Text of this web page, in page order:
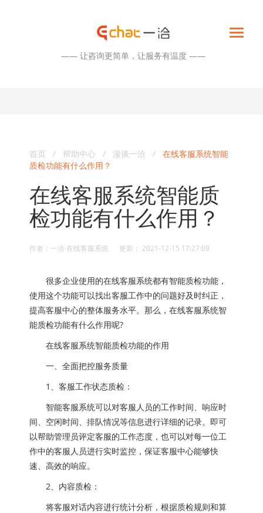
—— 让咨询更简单，让服务有温度 ——
首页 / 帮助中心 / 漫谈一洽 / 在线客服系统智能
质检功能有什么作用？
在线客服系统智能质
检功能有什么作用？
作者：一洽·在线客服系统 更新： 2021-12-15 17:27:09
很多企业使用的在线客服系统都有智能质检功能，
使用这个功能可以找出客服工作中的问题好及时纠正，
提高客服中心的整体服务水平。那么，在线客服系统智
能质检功能有什么作用呢?
在线客服系统智能质检功能的作用
一、全面把控服务质量
1、客服工作状态质检：
智能客服系统可以对客服人员的工作时间、响应时
间、空闲时间、排队情况等信息进行详细的记录。即可
以帮助管理员评定客服的工作态度，也可以对每一位工
作中的客服人员进行实时监控，保证客服中心能够快
速、高效的响应。
2、内容质检：
将客服对话内容进行统计分析，根据质检规则和算